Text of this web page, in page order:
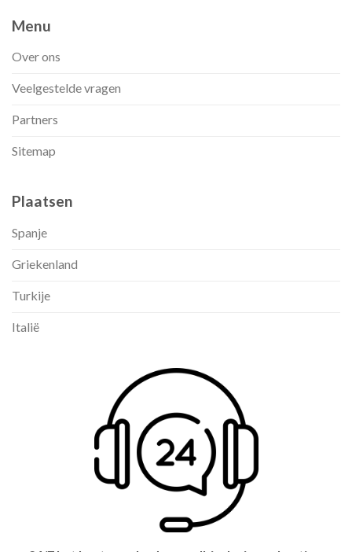
Menu
Over ons
Veelgestelde vragen
Partners
Sitemap
Plaatsen
Spanje
Griekenland
Turkije
Italië